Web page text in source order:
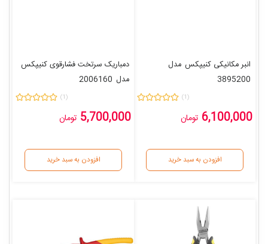
انبر مکانیکی کنیپکس مدل
3895200
(1)
6,100,000 تومان
افزودن به سبد خرید
دمباریک سرتخت فشارقوی کنیپکس
مدل 2006160
(1)
5,700,000 تومان
افزودن به سبد خرید